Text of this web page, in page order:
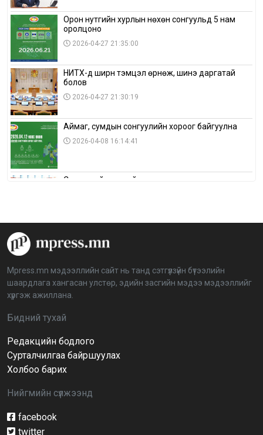
Орон нутгийн хурлын нөхөн сонгуульд 5 нам
оролцоно
2026-04-27 21:35:00
НИТХ-д ширүүн тэмцэл өрнөж, шинэ даргатай
болов
2026-04-27 21:30:19
Аймаг, сумдын сонгуулийн хороог байгуулна
2026-04-08 16:14:41
Сонгуулийн хуулийн зөрчил, шалгах,
аймагт үргэлжилж байна
BTS-ийн тоглолтыг Netflix дэлхий даяар шууд
дамжуулна
Иргэдийн төлөөлөгчдийн хурлын 2026 оны
нөхөн сонгууль 6 дугаар сарын 21-нд болно
Д.Тэгшбаяр: НҮБ-ын тогтоол санаачилж,
Mpress.mn мэдээллийн сайт нь танд сэтгүүлзүйн бүтээлийн
шаардлага хангасан улстөр, эдийн засгийн мэдээ мэдээллийг
хүргэж ажиллана.
Бидний тухай
Редакцийн бодлого
Сурталчилгаа байршуулах
Холбоо барих
Нийгмийн сүлжээнд
facebook
twitter